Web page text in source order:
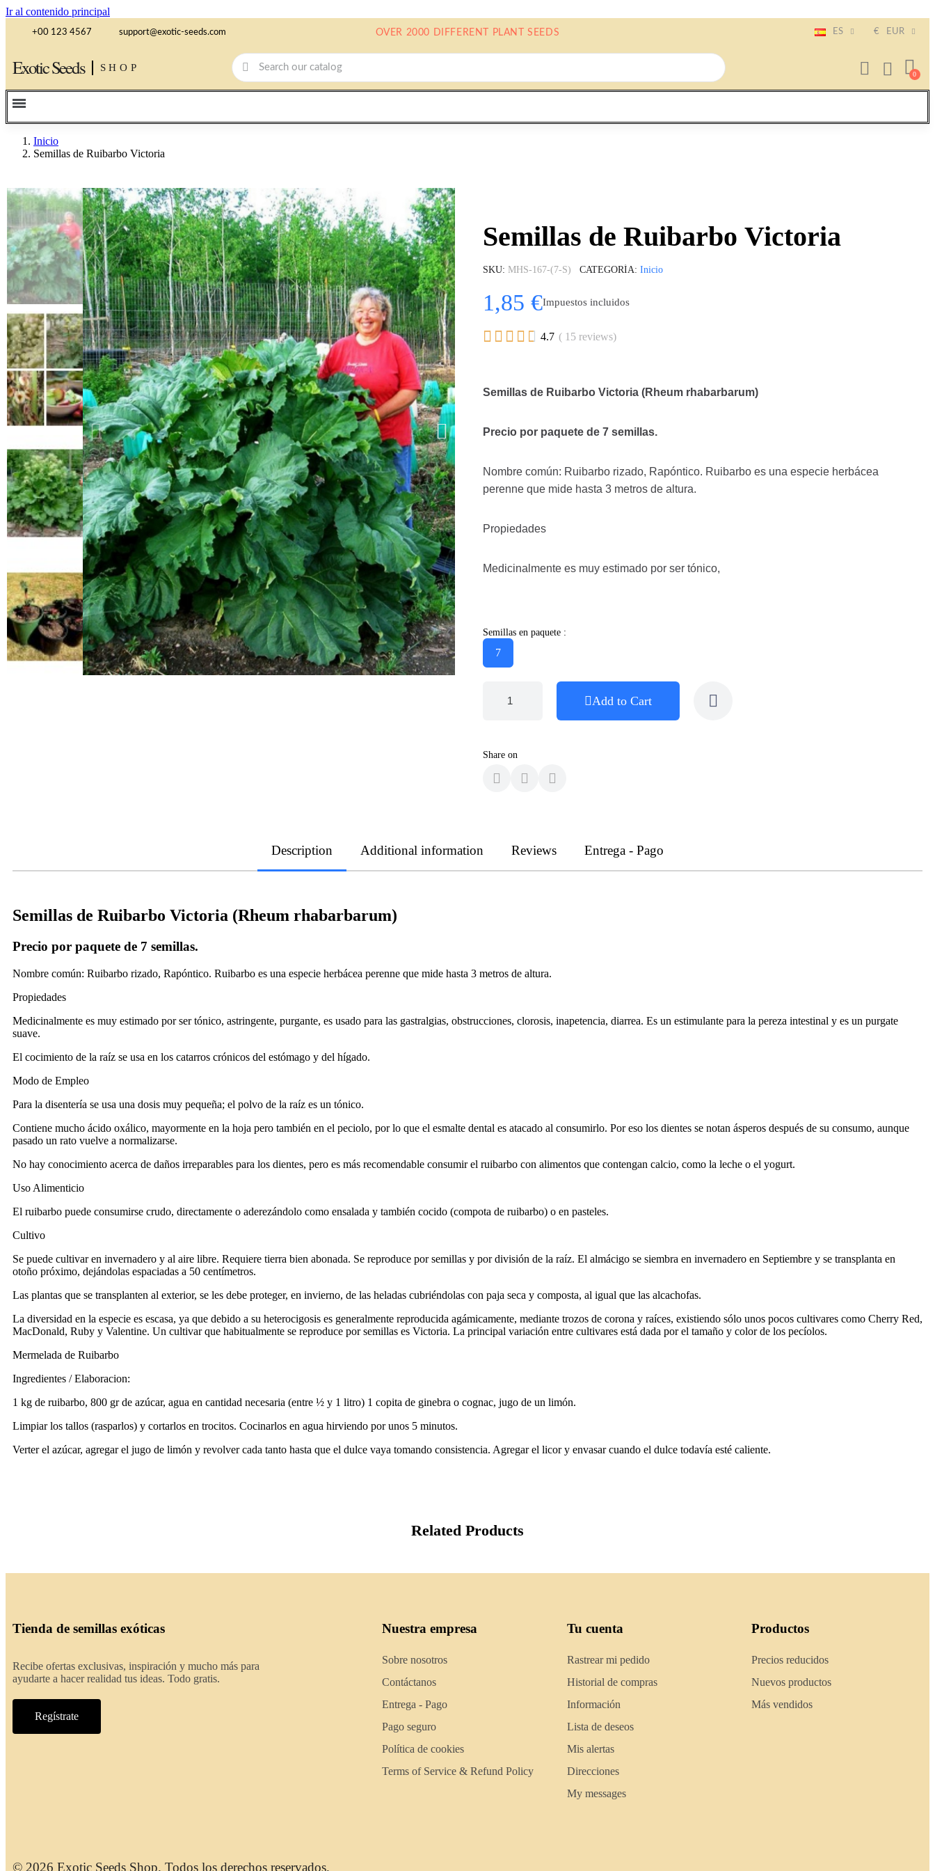
Ir al contenido principal
+00 123 4567 support@exotic-seeds.com OVER 2000 DIFFERENT PLANT SEEDS ES € EUR
Exotic Seeds SHOP
Inicio
Semillas de Ruibarbo Victoria
Semillas de Ruibarbo Victoria
SKU MHS-167-(7-S) CATEGORÍA Inicio
1,85 €Impuestos incluidos
     4.7 ( 15 reviews)
Semillas de Ruibarbo Victoria (Rheum rhabarbarum)
Precio por paquete de 7 semillas.
Nombre común: Ruibarbo rizado, Rapóntico. Ruibarbo es una especie herbácea
perenne que mide hasta 3 metros de altura.
Propiedades
Medicinalmente es muy estimado por ser tónico,
Semillas en paquete :
7
Add to Cart
Share on
Description Additional information Reviews Entrega - Pago
Semillas de Ruibarbo Victoria (Rheum rhabarbarum)
Precio por paquete de 7 semillas.
Nombre común: Ruibarbo rizado, Rapóntico. Ruibarbo es una especie herbácea perenne que mide hasta 3 metros de altura.
Propiedades
Medicinalmente es muy estimado por ser tónico, astringente, purgante, es usado para las gastralgias, obstrucciones, clorosis, inapetencia, diarrea. Es un estimulante para la pereza intestinal y es un purgate
suave.
El cocimiento de la raíz se usa en los catarros crónicos del estómago y del hígado.
Modo de Empleo
Para la disentería se usa una dosis muy pequeña; el polvo de la raíz es un tónico.
Contiene mucho ácido oxálico, mayormente en la hoja pero también en el peciolo, por lo que el esmalte dental es atacado al consumirlo. Por eso los dientes se notan ásperos después de su consumo, aunque
pasado un rato vuelve a normalizarse.
No hay conocimiento acerca de daños irreparables para los dientes, pero es más recomendable consumir el ruibarbo con alimentos que contengan calcio, como la leche o el yogurt.
Uso Alimenticio
El ruibarbo puede consumirse crudo, directamente o aderezándolo como ensalada y también cocido (compota de ruibarbo) o en pasteles.
Cultivo
Se puede cultivar en invernadero y al aire libre. Requiere tierra bien abonada. Se reproduce por semillas y por división de la raíz. El almácigo se siembra en invernadero en Septiembre y se transplanta en
otoño próximo, dejándolas espaciadas a 50 centímetros.
Las plantas que se transplanten al exterior, se les debe proteger, en invierno, de las heladas cubriéndolas con paja seca y composta, al igual que las alcachofas.
La diversidad en la especie es escasa, ya que debido a su heterocigosis es generalmente reproducida agámicamente, mediante trozos de corona y raíces, existiendo sólo unos pocos cultivares como Cherry Red,
MacDonald, Ruby y Valentine. Un cultivar que habitualmente se reproduce por semillas es Victoria. La principal variación entre cultivares está dada por el tamaño y color de los pecíolos.
Mermelada de Ruibarbo
Ingredientes / Elaboracion:
1 kg de ruibarbo, 800 gr de azúcar, agua en cantidad necesaria (entre ½ y 1 litro) 1 copita de ginebra o cognac, jugo de un limón.
Limpiar los tallos (rasparlos) y cortarlos en trocitos. Cocinarlos en agua hirviendo por unos 5 minutos.
Verter el azúcar, agregar el jugo de limón y revolver cada tanto hasta que el dulce vaya tomando consistencia. Agregar el licor y envasar cuando el dulce todavía esté caliente.
Related Products
Tienda de semillas exóticas
Recibe ofertas exclusivas, inspiración y mucho más para
ayudarte a hacer realidad tus ideas. Todo gratis.
Regístrate
Nuestra empresa
Sobre nosotros
Contáctanos
Entrega - Pago
Pago seguro
Política de cookies
Terms of Service & Refund Policy
Tu cuenta
Rastrear mi pedido
Historial de compras
Información
Lista de deseos
Mis alertas
Direcciones
My messages
Productos
Precios reducidos
Nuevos productos
Más vendidos
© 2026 Exotic Seeds Shop. Todos los derechos reservados.